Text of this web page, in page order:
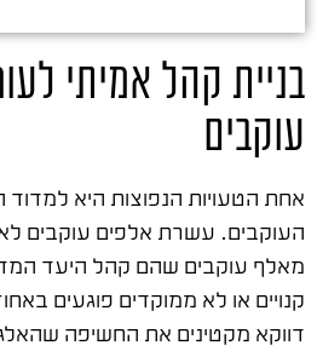
בניית קהל אמיתי
עוקבים
אחת הטעויות הנפוצות היא
העוקבים. עשרת אלפים עוקבים לא
מאלף עוקבים שהם קהל היעד
קנויים או לא ממוקדים פוגעים
דווקא מקטינים את החשיפה